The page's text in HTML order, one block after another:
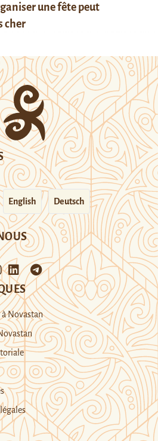
une fête peut
cher
English Deutsch
à Novastan